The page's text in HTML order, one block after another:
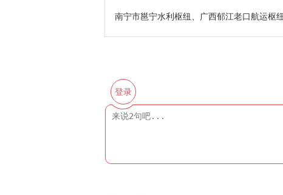
南宁市邕宁水利枢纽、广西郁江老口航运枢
登录